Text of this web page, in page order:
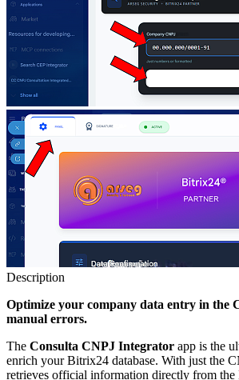
Description
Optimize your company data entry in the
manual errors.
The Consulta CNPJ Integrator app is the
enrich your Bitrix24 database. With just the
retrieves official information directly from the